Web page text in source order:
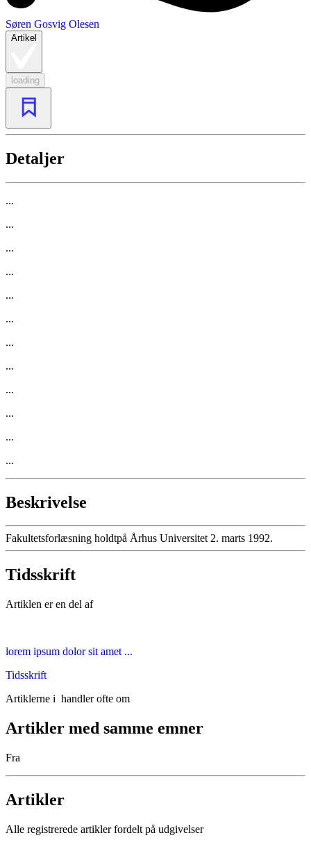
Søren Gosvig Olesen
Artikel
loading
Detaljer
...
...
...
...
...
...
...
...
...
...
...
...
Beskrivelse
Fakultetsforlæsning holdtpå Århus Universitet 2. marts 1992.
Tidsskrift
Artiklen er en del af
lorem ipsum dolor sit amet ...
Tidsskrift
Artiklerne i handler ofte om
Artikler med samme emner
Fra
Artikler
Alle registrerede artikler fordelt på udgivelser